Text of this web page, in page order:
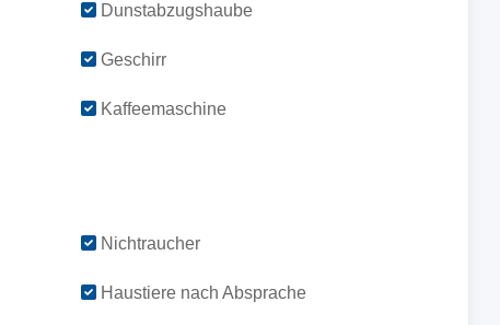
Dunstabzugshaube
Geschirr
Kaffeemaschine
Nichtraucher
Haustiere nach Absprache